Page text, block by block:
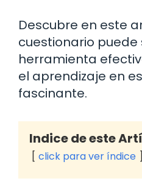
Descubre en este
cuestionario puede
herramienta
el aprendizaje en
fascinante.
Indice de este
click para ver índice